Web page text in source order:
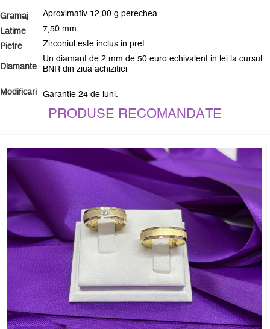
Gramaj Aproximativ 12,00 g perechea
Latime 7,50 mm
Pietre Zirconiul este inclus in pret
Diamante
Un diamant de 2 mm de 50 euro echivalent in lei la cursul
BNR din ziua achizitiei
Modificari Garantie 24 de luni.
PRODUSE RECOMANDATE